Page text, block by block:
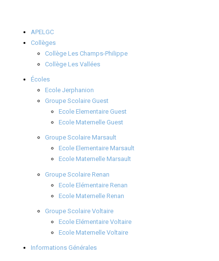
APELGC
Collèges
Collège Les Champs-Philippe
Collège Les Vallées
Écoles
Ecole Jerphanion
Groupe Scolaire Guest
Ecole Elementaire Guest
Ecole Maternelle Guest
Groupe Scolaire Marsault
Ecole Elementaire Marsault
Ecole Maternelle Marsault
Groupe Scolaire Renan
Ecole Elémentaire Renan
Ecole Maternelle Renan
Groupe Scolaire Voltaire
Ecole Elémentaire Voltaire
Ecole Maternelle Voltaire
Informations Générales